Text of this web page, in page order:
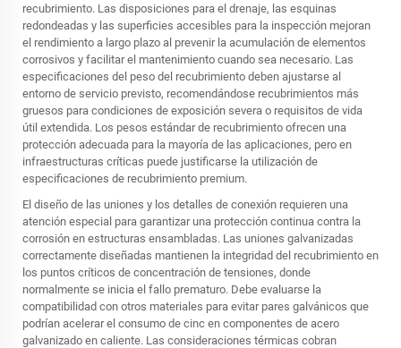
recubrimiento. Las disposiciones para el drenaje, las esquinas
redondeadas y las superficies accesibles para la inspección mejoran
el rendimiento a largo plazo al prevenir la acumulación de elementos
corrosivos y facilitar el mantenimiento cuando sea necesario. Las
especificaciones del peso del recubrimiento deben ajustarse al
entorno de servicio previsto, recomendándose recubrimientos más
gruesos para condiciones de exposición severa o requisitos de vida
útil extendida. Los pesos estándar de recubrimiento ofrecen una
protección adecuada para la mayoría de las aplicaciones, pero en
infraestructuras críticas puede justificarse la utilización de
especificaciones de recubrimiento premium.
El diseño de las uniones y los detalles de conexión requieren una
atención especial para garantizar una protección continua contra la
corrosión en estructuras ensambladas. Las uniones galvanizadas
correctamente diseñadas mantienen la integridad del recubrimiento en
los puntos críticos de concentración de tensiones, donde
normalmente se inicia el fallo prematuro. Debe evaluarse la
compatibilidad con otros materiales para evitar pares galvánicos que
podrían acelerar el consumo de cinc en componentes de acero
galvanizado en caliente. Las consideraciones térmicas cobran